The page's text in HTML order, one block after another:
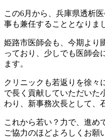
この6月から、兵庫県透析
事も兼任することとなりま
姫路市医師会も、今期より
っており、少しでも医師会
ます。
クリニックも若返りを徐々
で長く貢献していただいた
わり、新事務次長として、
これから若い？力で、進め
ご協力のほどよろしくお願